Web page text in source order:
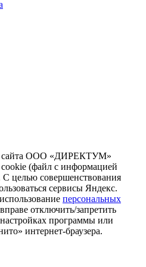
ООО «ДИРЕКТУМ»
cookie (файл с информацией
целью совершенствования
сервисы Яндекс.
персональных
отключить/запретить
программы или
интернет-браузера.